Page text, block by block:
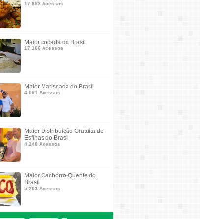
17.893 Acessos
Maior cocada do Brasil
17.166 Acessos
Maior Mariscada do Brasil
4.091 Acessos
Maior Distribuição Gratuita de
Esfihas do Brasil
4.248 Acessos
Maior Cachorro-Quente do
Brasil
5.203 Acessos